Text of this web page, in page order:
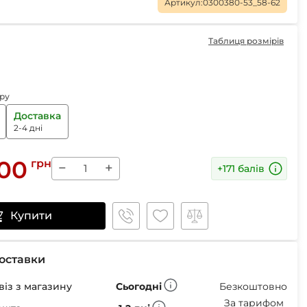
Артикул:0300380-53_58-62
Таблиця розмірів
Доставка
2-4 дні
грн − + +171 балів
Купити
з магазину Сьогодні
Безкоштовно
За тарифом